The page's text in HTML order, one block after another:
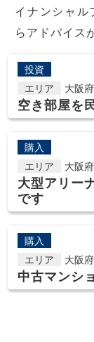
イナンシャル
らアドバイス
投資
エリア
大阪
空き部屋を
購入
エリア
大阪
大型アリー
です
購入
エリア
大阪
中古マンシ